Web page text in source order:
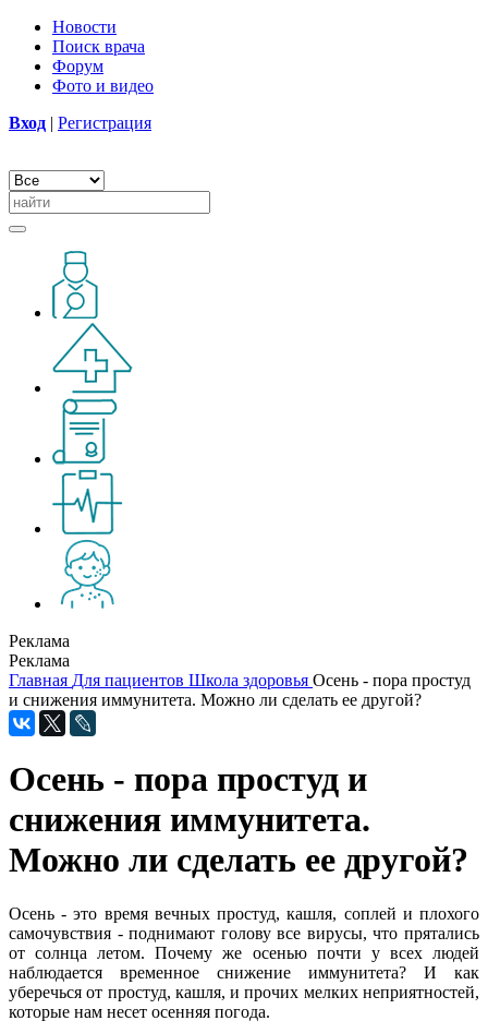
Новости
Поиск врача
Форум
Фото и видео
Вход | Регистрация
Реклама
Реклама
Главная Для пациентов Школа здоровья Осень - пора простуд
и снижения иммунитета. Можно ли сделать ее другой?
Осень - пора простуд и
снижения иммунитета.
Можно ли сделать ее другой?
Осень - это время вечных простуд, кашля, соплей и плохого
самочувствия - поднимают голову все вирусы, что прятались
от солнца летом. Почему же осенью почти у всех людей
наблюдается временное снижение иммунитета? И как
уберечься от простуд, кашля, и прочих мелких неприятностей,
которые нам несет осенняя погода.